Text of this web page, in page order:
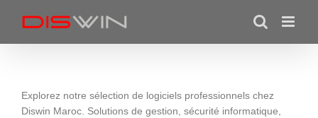
Explorez notre sélection de logiciels professionnels chez
Diswin Maroc. Solutions de gestion, sécurité informatique,